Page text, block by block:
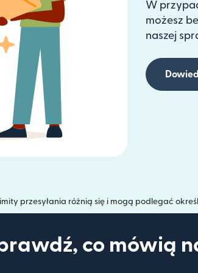
W
możesz
naszej
przesyłania różnią się i mogą podlegać
co mówią